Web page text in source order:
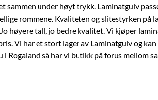
sammen under høyt trykk. Laminatgulv
rommene. Kvaliteten og slitestyrken på
Jo høyere tall, jo bedre kvalitet. Vi kjøper
Vi har et stort lager av Laminatgulv og
i Rogaland så har vi butikk på forus mellom